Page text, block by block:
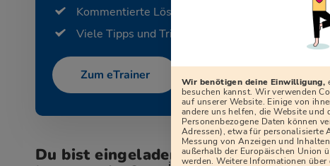
Kommentierte Lösungen
Viele Tipps und Tricks
Zum eTrainer
Du bist eingeladen zum
Wir benötigen deine Einwilligung,
besuchen kannst. Wir verwenden
auf unserer Website. Einige von
andere uns helfen, die Website und
Personenbezogene Daten können
Adressen), etwa für personalisierte
Messung von Anzeigen und
außerhalb der Europäischen Union
werden. Weitere Informationen